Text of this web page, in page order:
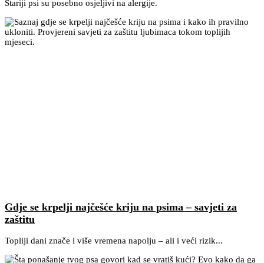
Stariji psi su posebno osjeljivi na alergije.
Gdje se krpelji najčešće kriju na psima – savjeti za
zaštitu
Topliji dani znače i više vremena napolju – ali i veći rizik...